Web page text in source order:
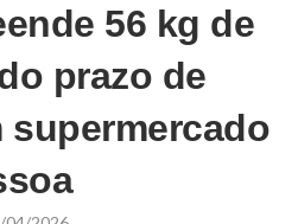
56 kg de
prazo de
supermercado